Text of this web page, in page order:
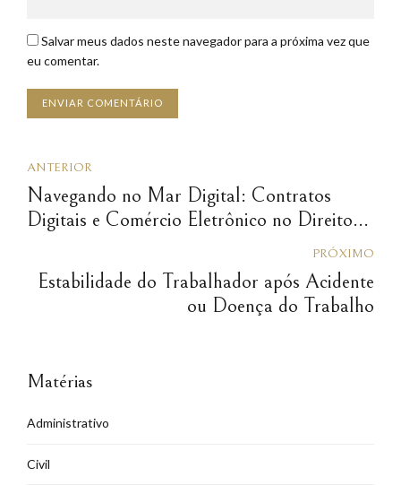
Salvar meus dados neste navegador para a próxima vez que
eu comentar.
ENVIAR COMENTÁRIO
ANTERIOR
Navegando no Mar Digital: Contratos
Digitais e Comércio Eletrônico no Direito
PRÓXIMO
Estabilidade do Trabalhador após Acidente
ou Doença do Trabalho
Matérias
Administrativo
Civil